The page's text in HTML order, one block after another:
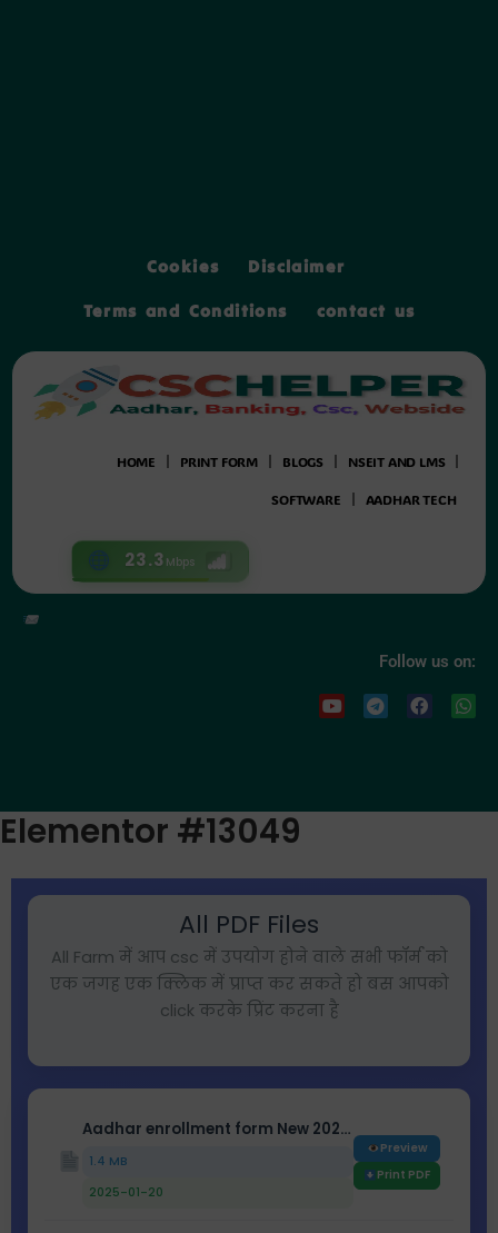
Cookies Disclaimer
Terms and Conditions contact us
HOME PRINT FORM BLOGS NSEIT AND LMS
SOFTWARE AADHAR TECH
23.3 Mbps
Follow us on:
Y
o
e
T
e
a
F
a
o
W
h
p
Elementor #13049
All PDF Files
All Farm में आप csc में उपयोग होने वाले सभी फॉर्म को
एक जगह एक क्लिक में प्राप्त कर सकते हो बस आपको
click करके प्रिंट करना है
Aadhar enrollment form New 2025 age-0-5
1.4 MB
2025-01-20
Preview
Print PDF